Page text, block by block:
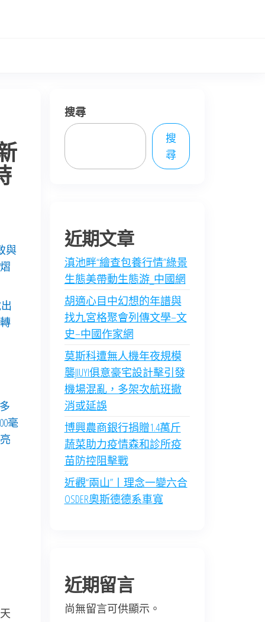
與
毫
搜尋
搜
尋
近期文章
滇池畔“繪查包養行情”綠景
生態美帶動生態游_中國網
胡適心目中幻想的年譜與
找九宮格聚會列傳文學–文
史–中國作家網
莫斯科遭無人機年夜規模
襲JIUYI俱意豪宅設計擊引發
機場混亂，多架次航班撤
消或延誤
博興農商銀行捐贈1.4萬斤
蔬菜助力疫情森和診所疫
苗防控阻擊戰
近觀“兩山”丨理念一變六合
OSDER奧斯德德系車寬
近期留言
尚無留言可供顯示。